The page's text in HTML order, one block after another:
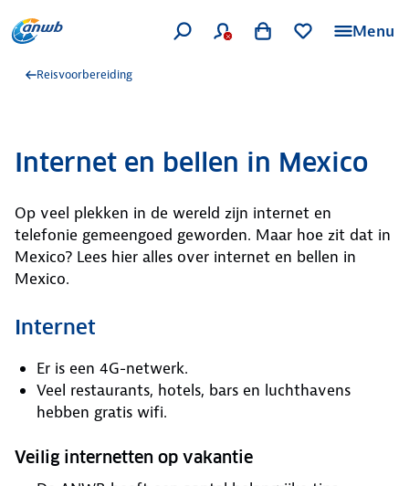
Menu
Reisvoorbereiding
Internet en bellen in Mexico
Op veel plekken in de wereld zijn internet en
telefonie gemeengoed geworden. Maar hoe zit dat in
Mexico? Lees hier alles over internet en bellen in
Mexico.
Internet
Er is een 4G-netwerk.
Veel restaurants, hotels, bars en luchthavens
hebben gratis wifi.
Veilig internetten op vakantie